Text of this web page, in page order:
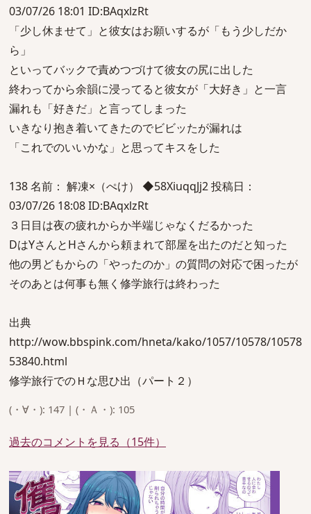
03/07/26 18:01 ID:BAqxlzRt
「少し休ませて」と彼女はお願いするが「もう少しだか
ら」
といってバックで責めつづけて彼女の尻に出した
終わってから余韻に浸ってると彼女が「大好き」と一言
漏れも「好きだ」と言ってしまった
いきなり抱き着いてきたのでビビッたが漏れは
「これでのいいかな」と思ってキスをした
138 名前： 解凍×（ぺけ） ◆58XiuqqJj2 投稿日：
03/07/26 18:08 ID:BAqxlzRt
３日目は夜の疲れからか半端じゃなくだるかった
DはYさんとHさんから頼まれて部屋を出たのだと知った
他の男どもからの「やったのか」の質問の対応で困ったが
そのあとは何事も無く修学旅行は終わった
出典
http://wow.bbspink.com/hneta/kako/1057/10578/10578
53840.html
修学旅行でのＨな思ひ出（パート２）
(・∀・): 147 | (・Ａ・): 105
過去のコメントを見る（15件）